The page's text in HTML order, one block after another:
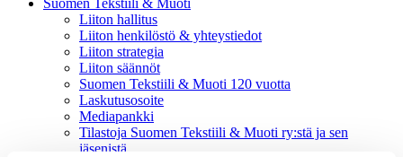
Suomen Tekstiili & Muoti
Liiton hallitus
Liiton henkilöstö & yhteystiedot
Liiton strategia
Liiton säännöt
Suomen Tekstiili & Muoti 120 vuotta
Laskutusosoite
Mediapankki
Tilastoja Suomen Tekstiili & Muoti ry:stä ja sen
jäsenistä